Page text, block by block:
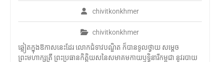
chivitkonkhmer
chivitkonkhmer
ឆ្លៀតក្នុងឱកាសនេះដែរ លោកជំទាវបណ្ឌិត ក៏បានទូលថ្វាយ សម្តេច
ព្រះមហាក្សត្រី ព្រះប្រធានកិត្តិយសនៃសមាគមកាយឫទ្ធិនារីកម្ពុជា នូវរបាយ